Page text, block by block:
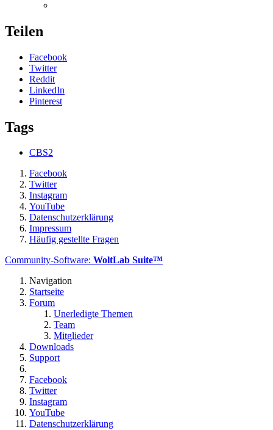
Teilen
Facebook
Twitter
Reddit
LinkedIn
Pinterest
Tags
CBS2
Facebook
Twitter
Instagram
YouTube
Datenschutzerklärung
Impressum
Häufig gestellte Fragen
Community-Software: WoltLab Suite™
Navigation
Startseite
Forum
Unerledigte Themen
Team
Mitglieder
Downloads
Support
Facebook
Twitter
Instagram
YouTube
Datenschutzerklärung